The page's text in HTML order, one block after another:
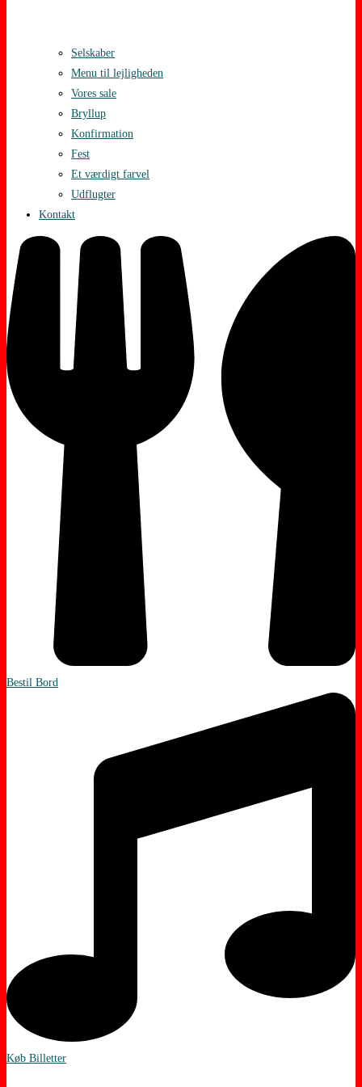
Selskaber
Menu til lejligheden
Vores sale
Bryllup
Konfirmation
Fest
Et værdigt farvel
Udflugter
Kontakt
Bestil Bord
Køb Billetter